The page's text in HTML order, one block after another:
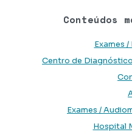
Conteúdos
Exames
Centro de
Exames /
Hospital